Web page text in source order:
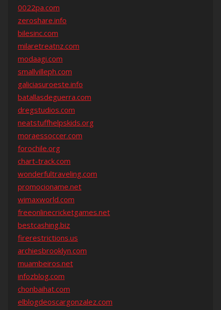
0022pa.com
zeroshare.info
bilesinc.com
milaretreatnz.com
modaagi.com
smallvilleph.com
galiciasuroeste.info
batallasdeguerra.com
dregstudios.com
neatstuffhelpskids.org
moraessoccer.com
forochile.org
chart-track.com
wonderfultraveling.com
promocioname.net
wimaxworld.com
freeonlinecricketgames.net
bestcashing.biz
firerestrictions.us
archiesbrooklyn.com
muambeiros.net
infozblog.com
chonbaihat.com
elblogdeoscargonzalez.com